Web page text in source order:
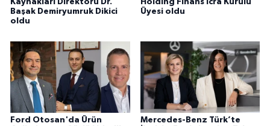
Kaynakları Direktörü Dr.
Başak Demiryumruk Dikici
oldu
Holding Finans İcra Kurulu
Üyesi oldu
Ford Otosan'da Ürün
Mercedes-Benz Türk’te